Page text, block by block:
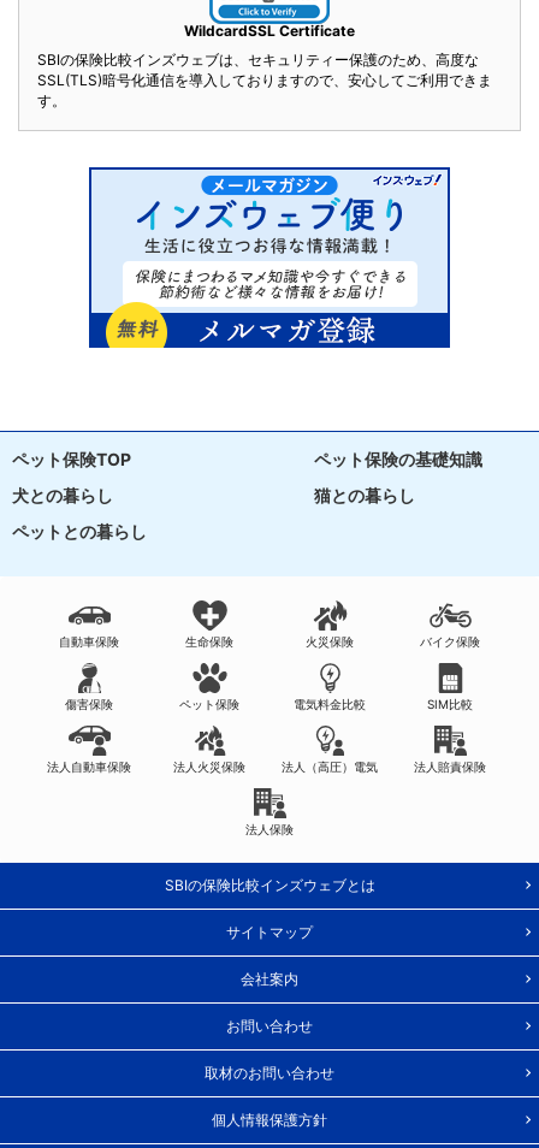
WildcardSSL Certificate
SBIの保険比較インズウェブは、セキュリティー保護のため、高度な
SSL(TLS)暗号化通信を導入しておりますので、安心してご利用できま
す。
ペット保険TOP
ペット保険の基礎知識
犬との暮らし
猫との暮らし
ペットとの暮らし
自動車保険 生命保険 火災保険 バイク保険
傷害保険 ペット保険 電気料金比較 SIM比較
法人自動車保険 法人火災保険 法人（高圧）電気 法人賠責保険
法人保険
SBIの保険比較インズウェブとは
サイトマップ
会社案内
お問い合わせ
取材のお問い合わせ
個人情報保護方針